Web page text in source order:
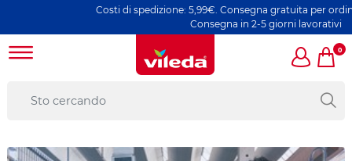
Costi di spedizione: 5,99€. Consegna gratuita per ordini
Consegna in 2-5 giorni lavorativi
0